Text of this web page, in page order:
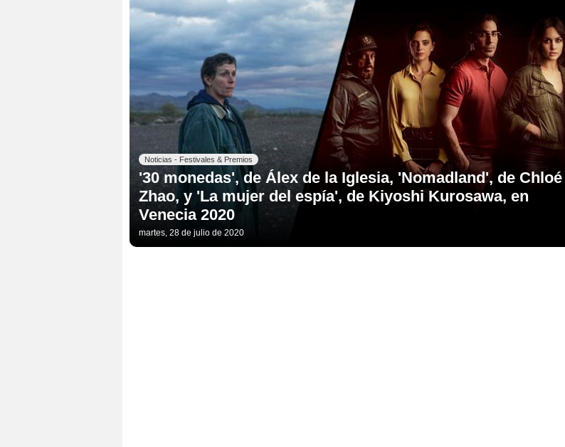
Noticias - Festivales & Premios
'30 monedas', de Álex de la Iglesia, 'Nomadland', de Chloé
Zhao, y 'La mujer del espía', de Kiyoshi Kurosawa, en
Venecia 2020
martes, 28 de julio de 2020